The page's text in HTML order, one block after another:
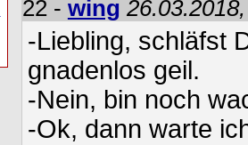
22 - wing
-Liebling, schläfst
gnadenlos geil.
-Nein, bin noch
-Ok, dann warte